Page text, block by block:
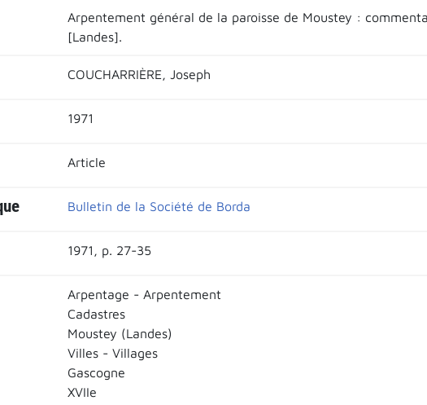
Arpentement général de la paroisse de Moustey :
[Landes].
COUCHARRIÈRE, Joseph
1971
Article
Bulletin de la Société de Borda
1971, p. 27-35
Arpentage - Arpentement
Cadastres
Moustey (Landes)
Villes - Villages
Gascogne
XVIIe